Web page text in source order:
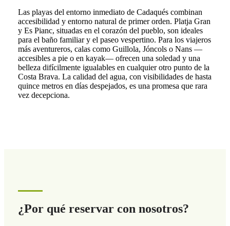
Las playas del entorno inmediato de Cadaqués combinan
accesibilidad y entorno natural de primer orden. Platja Gran
y Es Pianc, situadas en el corazón del pueblo, son ideales
para el baño familiar y el paseo vespertino. Para los viajeros
más aventureros, calas como Guillola, Jóncols o Nans —
accesibles a pie o en kayak— ofrecen una soledad y una
belleza difícilmente igualables en cualquier otro punto de la
Costa Brava. La calidad del agua, con visibilidades de hasta
quince metros en días despejados, es una promesa que rara
vez decepciona.
¿Por qué reservar con nosotros?